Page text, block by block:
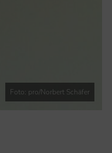
Foto: pro/Norbert Schäfer